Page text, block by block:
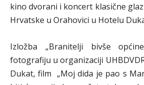
kino dvorani i koncert klasične
Hrvatske u Orahovici u Hotelu
Izložba „Branitelji bivše
fotografiju u organizaciji
Dukat, film „Moj dida je pao s